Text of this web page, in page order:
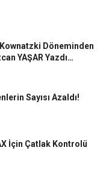
Döneminden
YAŞAR Yazdı…
Sayısı Azaldı!
İçin Çatlak Kontrolü